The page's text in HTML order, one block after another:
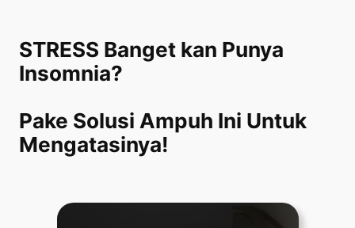
konten
STRESS Banget kan Punya
Insomnia?
Pake Solusi Ampuh Ini Untuk
Mengatasinya!